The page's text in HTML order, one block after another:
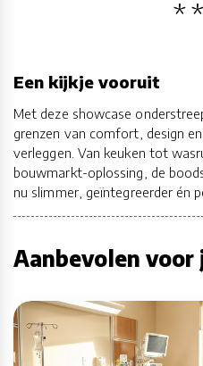
Een kijkje vooruit
Met deze showcase
grenzen van comfort, design
verleggen. Van keuken tot
bouwmarkt-oplossing, de
nu slimmer, geïntegreerder én
Aanbevolen voor